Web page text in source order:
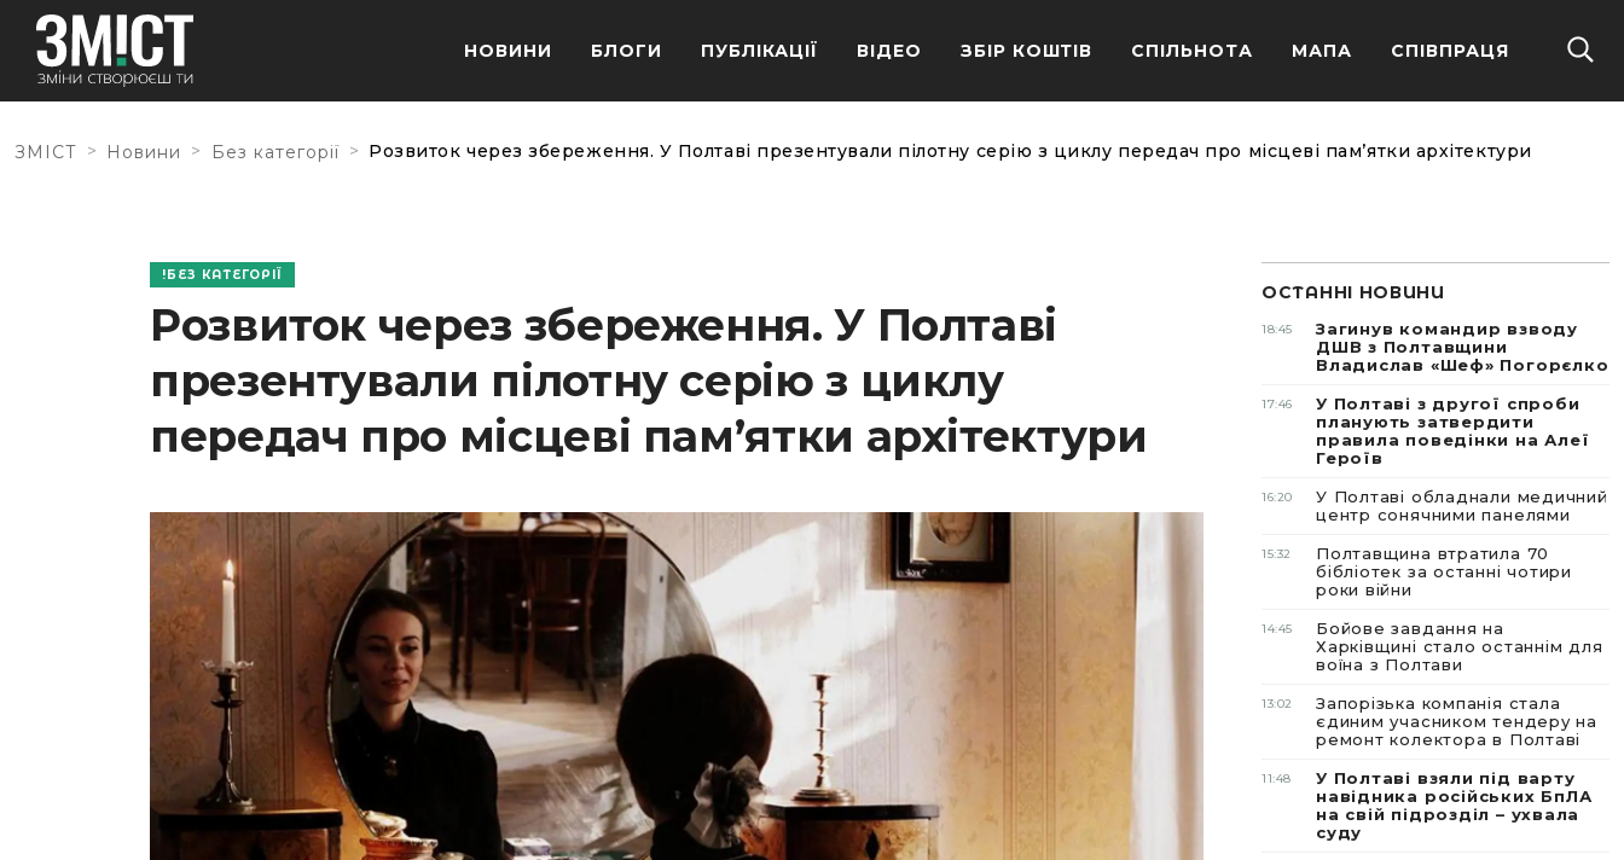
НОВИНИ БЛОГИ ПУБЛІКАЦІЇ ВІДЕО ЗБІР КОШТІВ СПІЛЬНОТА МАПА СПІВПРАЦЯ
ЗМІСТ > Новини > Без категорії > Розвиток через збереження. У Полтаві презентували пілотну серію з циклу передач про місцеві пам’ятки архітектури
БЕЗ КАТЕГОРІЇ
Розвиток через збереження. У Полтаві
презентували пілотну серію з циклу
передач про місцеві пам’ятки архітектури
ОСТАННІ НОВИНИ
18:45
Загинув командир взводу
ДШВ з Полтавщини
Владислав «Шеф» Погорєлко
17:46
У Полтаві з другої спроби
планують затвердити
правила поведінки на Алеї
Героїв
16:20
У Полтаві обладнали медичний
центр сонячними панелями
15:32
Полтавщина втратила 70
бібліотек за останні чотири
роки війни
14:45
Бойове завдання на
Харківщині стало останнім для
воїна з Полтави
13:02
Запорізька компанія стала
єдиним учасником тендеру на
ремонт колектора в Полтаві
11:48
У Полтаві взяли під варту
навідника російських БпЛА
на свій підрозділ – ухвала
суду